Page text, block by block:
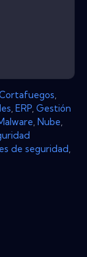
ERP Gestión
Nube
de seguridad